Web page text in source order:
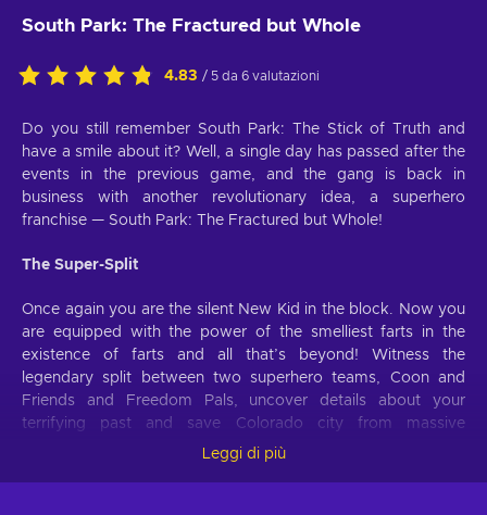
South Park: The Fractured but Whole
4.83 / 5 da 6 valutazioni
Do you still remember South Park: The Stick of Truth and
have a smile about it? Well, a single day has passed after the
events in the previous game, and the gang is back in
business with another revolutionary idea, a superhero
franchise — South Park: The Fractured but Whole!
The Super-Split
Once again you are the silent New Kid in the block. Now you
are equipped with the power of the smelliest farts in the
existence of farts and all that’s beyond! Witness the
legendary split between two superhero teams, Coon and
Friends and Freedom Pals, uncover details about your
terrifying past and save Colorado city from massive
conspiracy and damnation!
Leggi di più